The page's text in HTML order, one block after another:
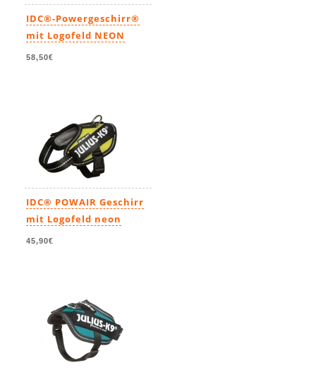
IDC®-Powergeschirr®
mit Logofeld NEON
58,50€
IDC® POWAIR Geschirr
mit Logofeld neon
45,90€